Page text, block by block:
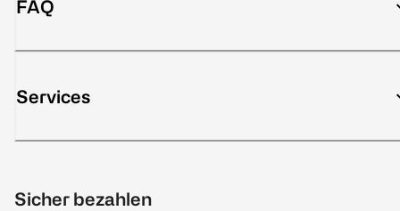
FAQ
Services
Sicher bezahlen